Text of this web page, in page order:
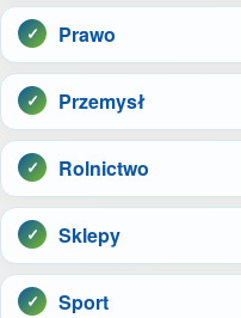
Prawo
Przemysł
Rolnictwo
Sklepy
Sport